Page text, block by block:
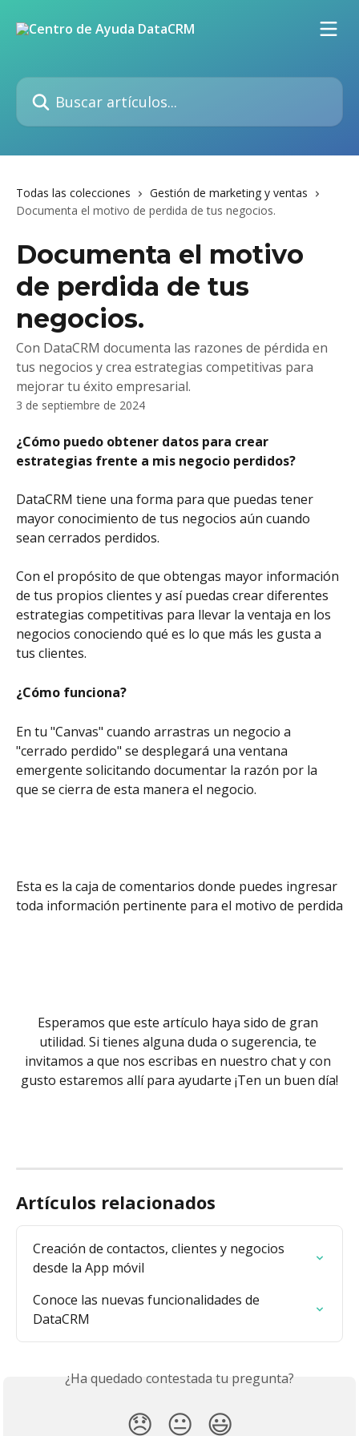
Buscar artículos...
Todas las colecciones
Gestión de marketing y ventas
Documenta el motivo de perdida de tus negocios.
Documenta el motivo
de perdida de tus
negocios.
Con DataCRM documenta las razones de pérdida en
tus negocios y crea estrategias competitivas para
mejorar tu éxito empresarial.
3 de septiembre de 2024
¿Cómo puedo obtener datos para crear
estrategias frente a mis negocio perdidos?
DataCRM tiene una forma para que puedas tener
mayor conocimiento de tus negocios aún cuando
sean cerrados perdidos.
Con el propósito de que obtengas mayor información
de tus propios clientes y así puedas crear diferentes
estrategias competitivas para llevar la ventaja en los
negocios conociendo qué es lo que más les gusta a
tus clientes.
¿Cómo funciona?
En tu "Canvas" cuando arrastras un negocio a
"cerrado perdido" se desplegará una ventana
emergente solicitando documentar la razón por la
que se cierra de esta manera el negocio.
Esta es la caja de comentarios donde puedes ingresar
toda información pertinente para el motivo de perdida
Esperamos que este artículo haya sido de gran
utilidad. Si tienes alguna duda o sugerencia, te
invitamos a que nos escribas en nuestro chat y con
gusto estaremos allí para ayudarte ¡Ten un buen día!
Artículos relacionados
Creación de contactos, clientes y negocios
desde la App móvil
Conoce las nuevas funcionalidades de
DataCRM
¿Ha quedado contestada tu pregunta?
😞 😐 😃